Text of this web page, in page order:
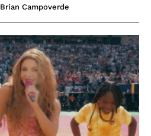
Brian Campoverde